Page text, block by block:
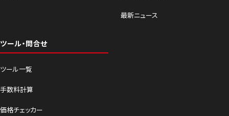
最新ニュース
ツール・問合せ
ツール一覧
手数料計算
価格チェッカー